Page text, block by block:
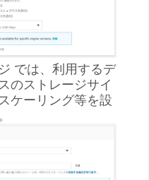
では、利用するデ
のストレージサイ
ケーリング等を設